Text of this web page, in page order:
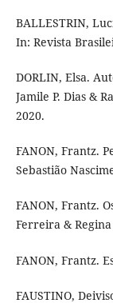
BALLESTRIN,
In: Revista
DORLIN, Elsa.
Jamile P. Dias &
2020.
FANON, Frantz.
Sebastião
FANON, Frantz.
Ferreira & Regina
FANON, Frantz.
FAUSTINO,